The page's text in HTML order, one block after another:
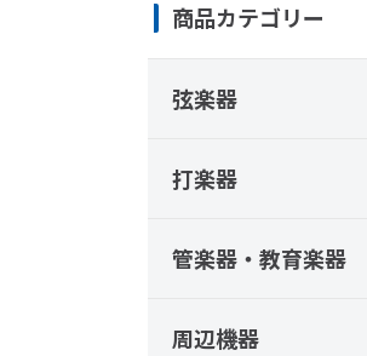
商品カテゴリー
弦楽器
打楽器
管楽器・教育楽器
周辺機器